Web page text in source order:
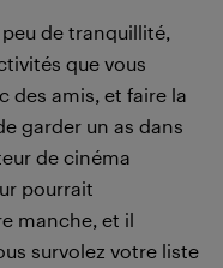
de tranquillité,
que vous
des amis, et faire la
garder un as dans
de cinéma
pourrait
manche, et il
survolez votre liste